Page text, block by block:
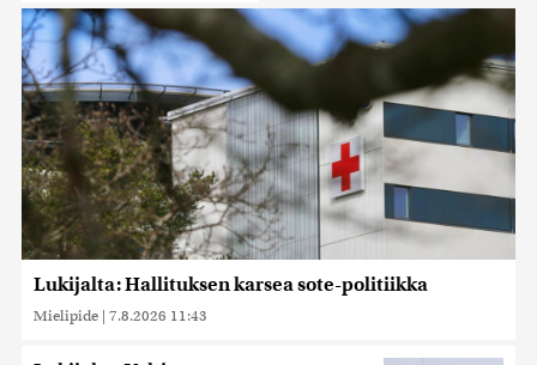
Lukijalta: Hallituksen karsea sote-politiikka
Mielipide | 7.8.2026 11:43